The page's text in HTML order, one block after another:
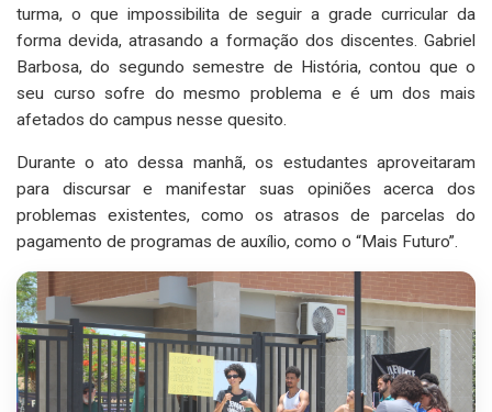
turma, o que impossibilita de seguir a grade curricular da
forma devida, atrasando a formação dos discentes. Gabriel
Barbosa, do segundo semestre de História, contou que o
seu curso sofre do mesmo problema e é um dos mais
afetados do campus nesse quesito.
Durante o ato dessa manhã, os estudantes aproveitaram
para discursar e manifestar suas opiniões acerca dos
problemas existentes, como os atrasos de parcelas do
pagamento de programas de auxílio, como o “Mais Futuro”.